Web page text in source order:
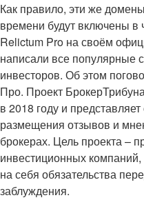
Как правило, эти же
времени будут включены
Relictum Pro на своём
написали все популярные
инвесторов. Об этом
Про. Проект
в 2018 году и
размещения отзывов и
брокерах. Цель проекта –
инвестиционных
на себя обязательства
заблуждения.